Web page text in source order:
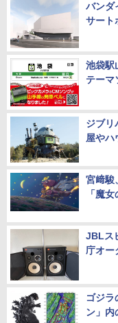
バンダ
サート
池袋駅
テーマ
ジブリ
屋やハ
宮﨑駿
「魔
JBLス
庁オー
ゴジラ
ン」内